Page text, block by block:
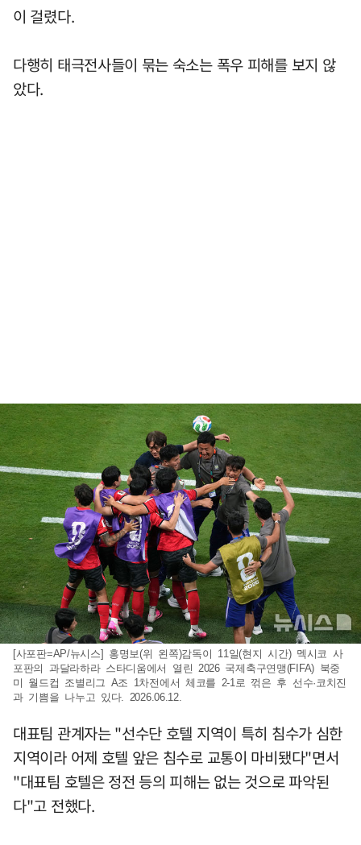
이 걸렸다.
다행히 태극전사들이 묶는 숙소는 폭우 피해를 보지 않
았다.
[사포판=AP/뉴시스] 홍명보(위 왼쪽)감독이 11일(현지 시간) 멕시코 사
포판의 과달라하라 스타디움에서 열린 2026 국제축구연맹(FIFA) 북중
미 월드컵 조별리그 A조 1차전에서 체코를 2-1로 꺾은 후 선수·코치진
과 기쁨을 나누고 있다. 2026.06.12.
대표팀 관계자는 "선수단 호텔 지역이 특히 침수가 심한
지역이라 어제 호텔 앞은 침수로 교통이 마비됐다"면서
"대표팀 호텔은 정전 등의 피해는 없는 것으로 파악된
다"고 전했다.